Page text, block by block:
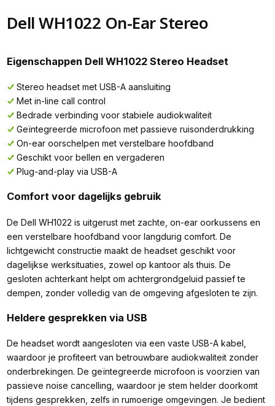
Dell WH1022 On-Ear Stereo
Eigenschappen Dell WH1022 Stereo Headset
Stereo headset met USB-A aansluiting
Met in-line call control
Bedrade verbinding voor stabiele audiokwaliteit
Geïntegreerde microfoon met passieve ruisonderdrukking
On-ear oorschelpen met verstelbare hoofdband
Geschikt voor bellen en vergaderen
Plug-and-play via USB-A
Comfort voor dagelijks gebruik
De Dell WH1022 is uitgerust met zachte, on-ear oorkussens en
een verstelbare hoofdband voor langdurig comfort. De
lichtgewicht constructie maakt de headset geschikt voor
dagelijkse werksituaties, zowel op kantoor als thuis. De
gesloten achterkant helpt om achtergrondgeluid passief te
dempen, zonder volledig van de omgeving afgesloten te zijn.
Heldere gesprekken via USB
De headset wordt aangesloten via een vaste USB-A kabel,
waardoor je profiteert van betrouwbare audiokwaliteit zonder
onderbrekingen. De geïntegreerde microfoon is voorzien van
passieve noise cancelling, waardoor je stem helder doorkomt
tijdens gesprekken, zelfs in rumoerige omgevingen. Je bedient